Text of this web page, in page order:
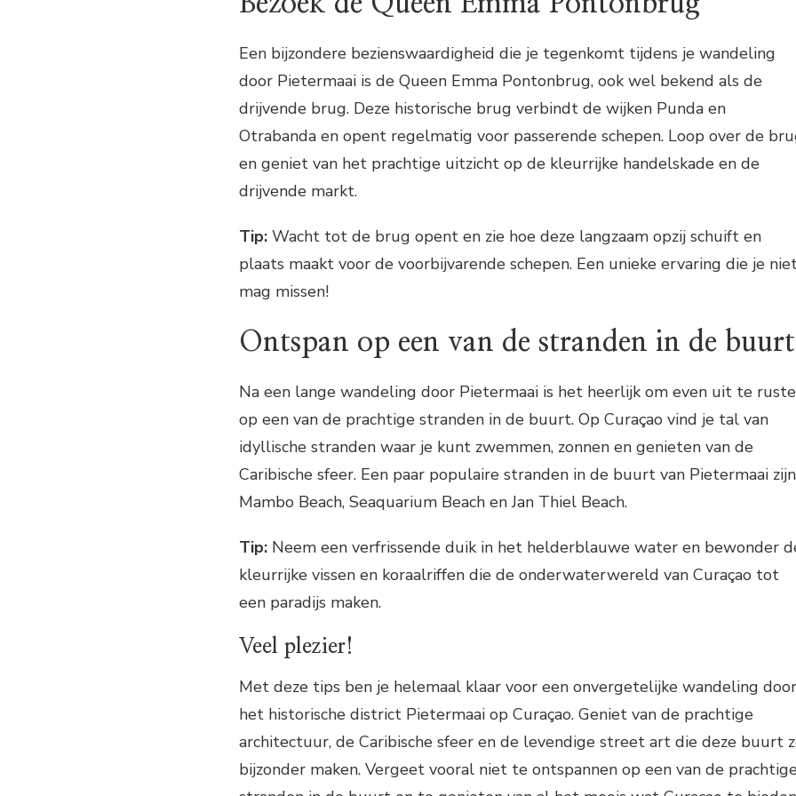
Een bijzondere bezienswaardigheid die je tegenkomt tijdens je wandeling
door Pietermaai is de Queen Emma Pontonbrug, ook wel bekend als de
drijvende brug. Deze historische brug verbindt de wijken Punda en
Otrabanda en opent regelmatig voor passerende schepen. Loop over de
en geniet van het prachtige uitzicht op de kleurrijke handelskade en de
drijvende markt.
Tip: Wacht tot de brug opent en zie hoe deze langzaam opzij schuift en
plaats maakt voor de voorbijvarende schepen. Een unieke ervaring die je
mag missen!
Ontspan op een van de stranden in de buurt
Na een lange wandeling door Pietermaai is het heerlijk om even uit te
op een van de prachtige stranden in de buurt. Op Curaçao vind je tal van
idyllische stranden waar je kunt zwemmen, zonnen en genieten van de
Caribische sfeer. Een paar populaire stranden in de buurt van Pietermaai zijn
Mambo Beach, Seaquarium Beach en Jan Thiel Beach.
Tip: Neem een verfrissende duik in het helderblauwe water en bewonder
kleurrijke vissen en koraalriffen die de onderwaterwereld van Curaçao tot
een paradijs maken.
Veel plezier!
Met deze tips ben je helemaal klaar voor een onvergetelijke wandeling door
het historische district Pietermaai op Curaçao. Geniet van de prachtige
architectuur, de Caribische sfeer en de levendige street art die deze buurt
bijzonder maken. Vergeet vooral niet te ontspannen op een van de